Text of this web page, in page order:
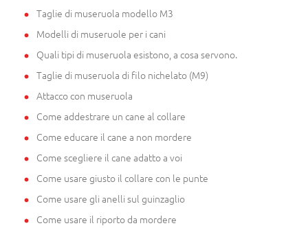
Taglie di museruola modello M3
Modelli di museruole per i cani
Quali tipi di museruola esistono, a cosa servono.
Taglie di museruola di filo nichelato (M9)
Attacco con museruola
Come addestrare un cane al collare
Come educare il cane a non mordere
Come scegliere il cane adatto a voi
Come usare giusto il collare con le punte
Come usare gli anelli sul guinzaglio
Come usare il riporto da mordere